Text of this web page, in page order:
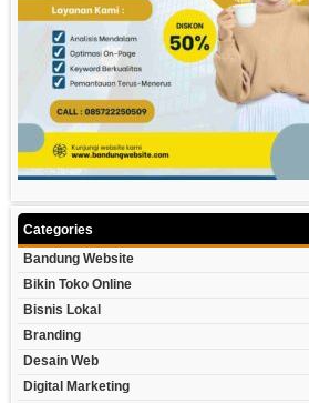
Categories
Bandung Website
Bikin Toko Online
Bisnis Lokal
Branding
Desain Web
Digital Marketing